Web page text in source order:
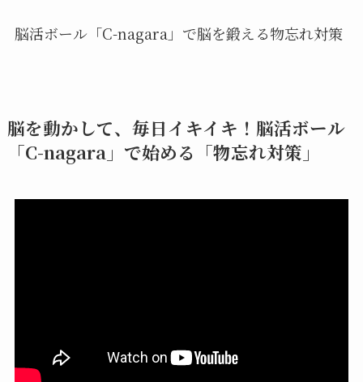
脳活ボール「C-nagara」で脳を鍛える物忘れ対策
脳を動かして、毎日イキイキ！脳活ボール
「C-nagara」で始める「物忘れ対策」